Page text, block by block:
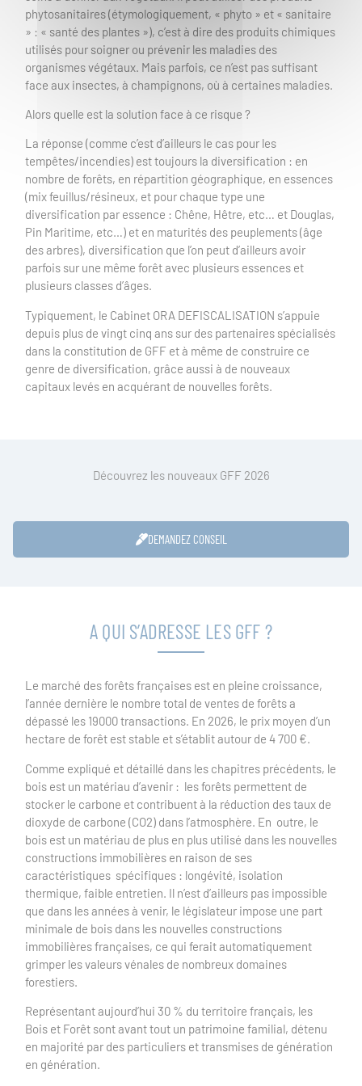
phytosanitaires (étymologiquement, « phyto » et « sanitaire
» : « santé des plantes »), c’est à dire des produits chimiques
utilisés pour soigner ou prévenir les maladies des
organismes végétaux. Mais parfois, ce n’est pas suffisant
face aux insectes, à champignons, où à certaines maladies.
Alors quelle est la solution face à ce risque ?
La réponse (comme c’est d’ailleurs le cas pour les
tempêtes/incendies) est toujours la diversification : en
nombre de forêts, en répartition géographique, en essences
(mix feuillus/résineux, et pour chaque type une
diversification par essence : Chêne, Hêtre, etc… et Douglas,
Pin Maritime, etc…) et en maturités des peuplements (âge
des arbres), diversification que l’on peut d’ailleurs avoir
parfois sur une même forêt avec plusieurs essences et
plusieurs classes d’âges.
Typiquement, le Cabinet ORA DEFISCALISATION s’appuie
depuis plus de vingt cinq ans sur des partenaires spécialisés
dans la constitution de GFF et à même de construire ce
genre de diversification, grâce aussi à de nouveaux
capitaux levés en acquérant de nouvelles forêts.
Découvrez les nouveaux GFF 2026
DEMANDEZ CONSEIL
A QUI S’ADRESSE LES GFF ?
Le marché des forêts françaises est en pleine croissance,
l’année dernière le nombre total de ventes de forêts a
dépassé les 19000 transactions. En 2026, le prix moyen d’un
hectare de forêt est stable et s’établit autour de 4 700 €.
Comme expliqué et détaillé dans les chapitres précédents, le
bois est un matériau d’avenir : les forêts permettent de
stocker le carbone et contribuent à la réduction des taux de
dioxyde de carbone (CO2) dans l’atmosphère. En outre, le
bois est un matériau de plus en plus utilisé dans les nouvelles
constructions immobilières en raison de ses
caractéristiques spécifiques : longévité, isolation
thermique, faible entretien. Il n’est d’ailleurs pas impossible
que dans les années à venir, le législateur impose une part
minimale de bois dans les nouvelles constructions
immobilières françaises, ce qui ferait automatiquement
grimper les valeurs vénales de nombreux domaines
forestiers.
Représentant aujourd’hui 30 % du territoire français, les
Bois et Forêt sont avant tout un patrimoine familial, détenu
en majorité par des particuliers et transmises de génération
en génération.